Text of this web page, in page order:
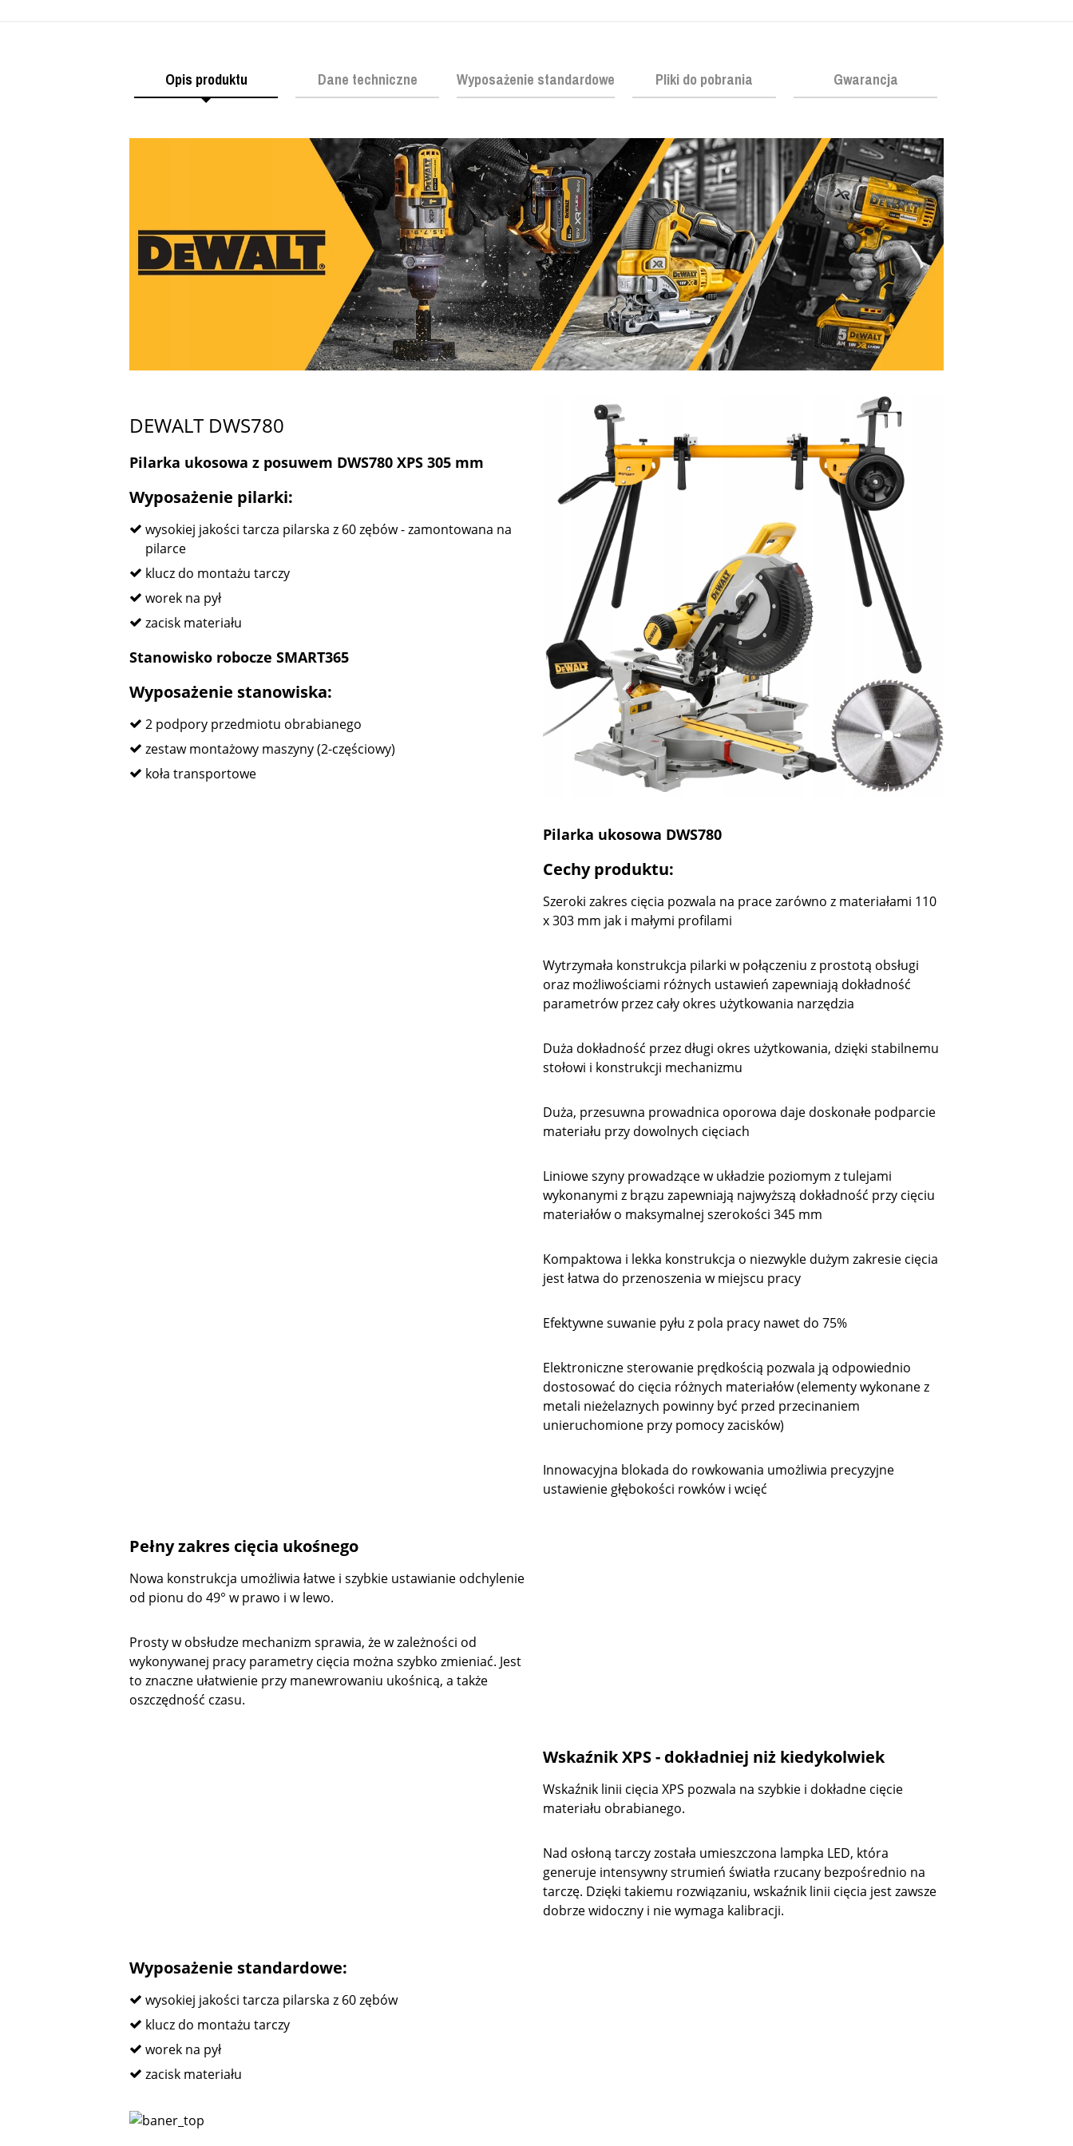
Opis produktu Dane techniczne Wyposażenie standardowe Pliki do pobrania Gwarancja
DEWALT DWS780
Pilarka ukosowa z posuwem DWS780 XPS 305 mm
Wyposażenie pilarki:
wysokiej jakości tarcza pilarska z 60 zębów - zamontowana na
pilarce
klucz do montażu tarczy
worek na pył
zacisk materiału
Stanowisko robocze SMART365
Wyposażenie stanowiska:
2 podpory przedmiotu obrabianego
zestaw montażowy maszyny (2-częściowy)
koła transportowe
Pilarka ukosowa DWS780
Cechy produktu:
Szeroki zakres cięcia pozwala na prace zarówno z materiałami 110
x 303 mm jak i małymi profilami
Wytrzymała konstrukcja pilarki w połączeniu z prostotą obsługi
oraz możliwościami różnych ustawień zapewniają dokładność
parametrów przez cały okres użytkowania narzędzia
Duża dokładność przez długi okres użytkowania, dzięki stabilnemu
stołowi i konstrukcji mechanizmu
Duża, przesuwna prowadnica oporowa daje doskonałe podparcie
materiału przy dowolnych cięciach
Liniowe szyny prowadzące w układzie poziomym z tulejami
wykonanymi z brązu zapewniają najwyższą dokładność przy cięciu
materiałów o maksymalnej szerokości 345 mm
Kompaktowa i lekka konstrukcja o niezwykle dużym zakresie cięcia
jest łatwa do przenoszenia w miejscu pracy
Efektywne suwanie pyłu z pola pracy nawet do 75%
Elektroniczne sterowanie prędkością pozwala ją odpowiednio
dostosować do cięcia różnych materiałów (elementy wykonane z
metali nieżelaznych powinny być przed przecinaniem
unieruchomione przy pomocy zacisków)
Innowacyjna blokada do rowkowania umożliwia precyzyjne
ustawienie głębokości rowków i wcięć
Pełny zakres cięcia ukośnego
Nowa konstrukcja umożliwia łatwe i szybkie ustawianie odchylenie
od pionu do 49° w prawo i w lewo.
Prosty w obsłudze mechanizm sprawia, że w zależności od
wykonywanej pracy parametry cięcia można szybko zmieniać. Jest
to znaczne ułatwienie przy manewrowaniu ukośnicą, a także
oszczędność czasu.
Wskaźnik XPS - dokładniej niż kiedykolwiek
Wskaźnik linii cięcia XPS pozwala na szybkie i dokładne cięcie
materiału obrabianego.
Nad osłoną tarczy została umieszczona lampka LED, która
generuje intensywny strumień światła rzucany bezpośrednio na
tarczę. Dzięki takiemu rozwiązaniu, wskaźnik linii cięcia jest zawsze
dobrze widoczny i nie wymaga kalibracji.
Wyposażenie standardowe:
wysokiej jakości tarcza pilarska z 60 zębów
klucz do montażu tarczy
worek na pył
zacisk materiału